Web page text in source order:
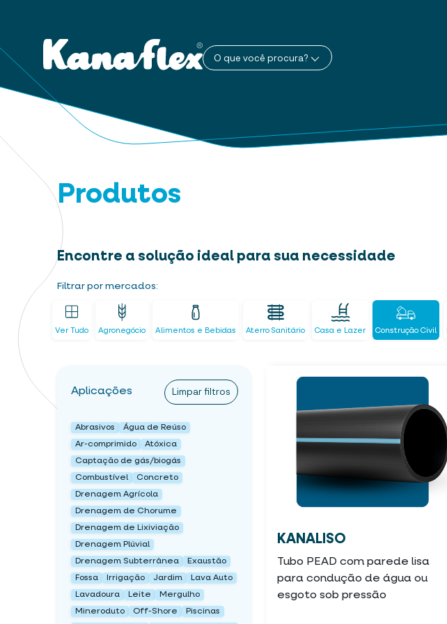
O que você procura?
Produtos
Encontre a solução ideal para sua necessidade
Filtrar por mercados:
Ver Tudo Agronegócio Alimentos e Bebidas Aterro Sanitário Casa e Lazer Construção Civil
Aplicações Limpar filtros
Abrasivos
Água de Reúso
Ar-comprimido
Atóxica
Captação de gás/biogás
Combustível
Concreto
Drenagem Agrícola
Drenagem de Chorume
Drenagem de Lixiviação
Drenagem Plúvial
Drenagem Subterrânea
Exaustão
Fossa
Irrigação Jardim
Lava Auto
Lavadoura
Leite
Mergulho
Mineroduto
Off-Shore
Piscinas
KANALISO
Tubo PEAD com parede lisa
para condução de água ou
esgoto sob pressão